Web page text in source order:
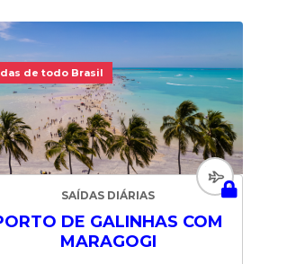
de todo Brasil
SAÍDAS DIÁRIAS
DE GALINHAS COM
MARAGOGI